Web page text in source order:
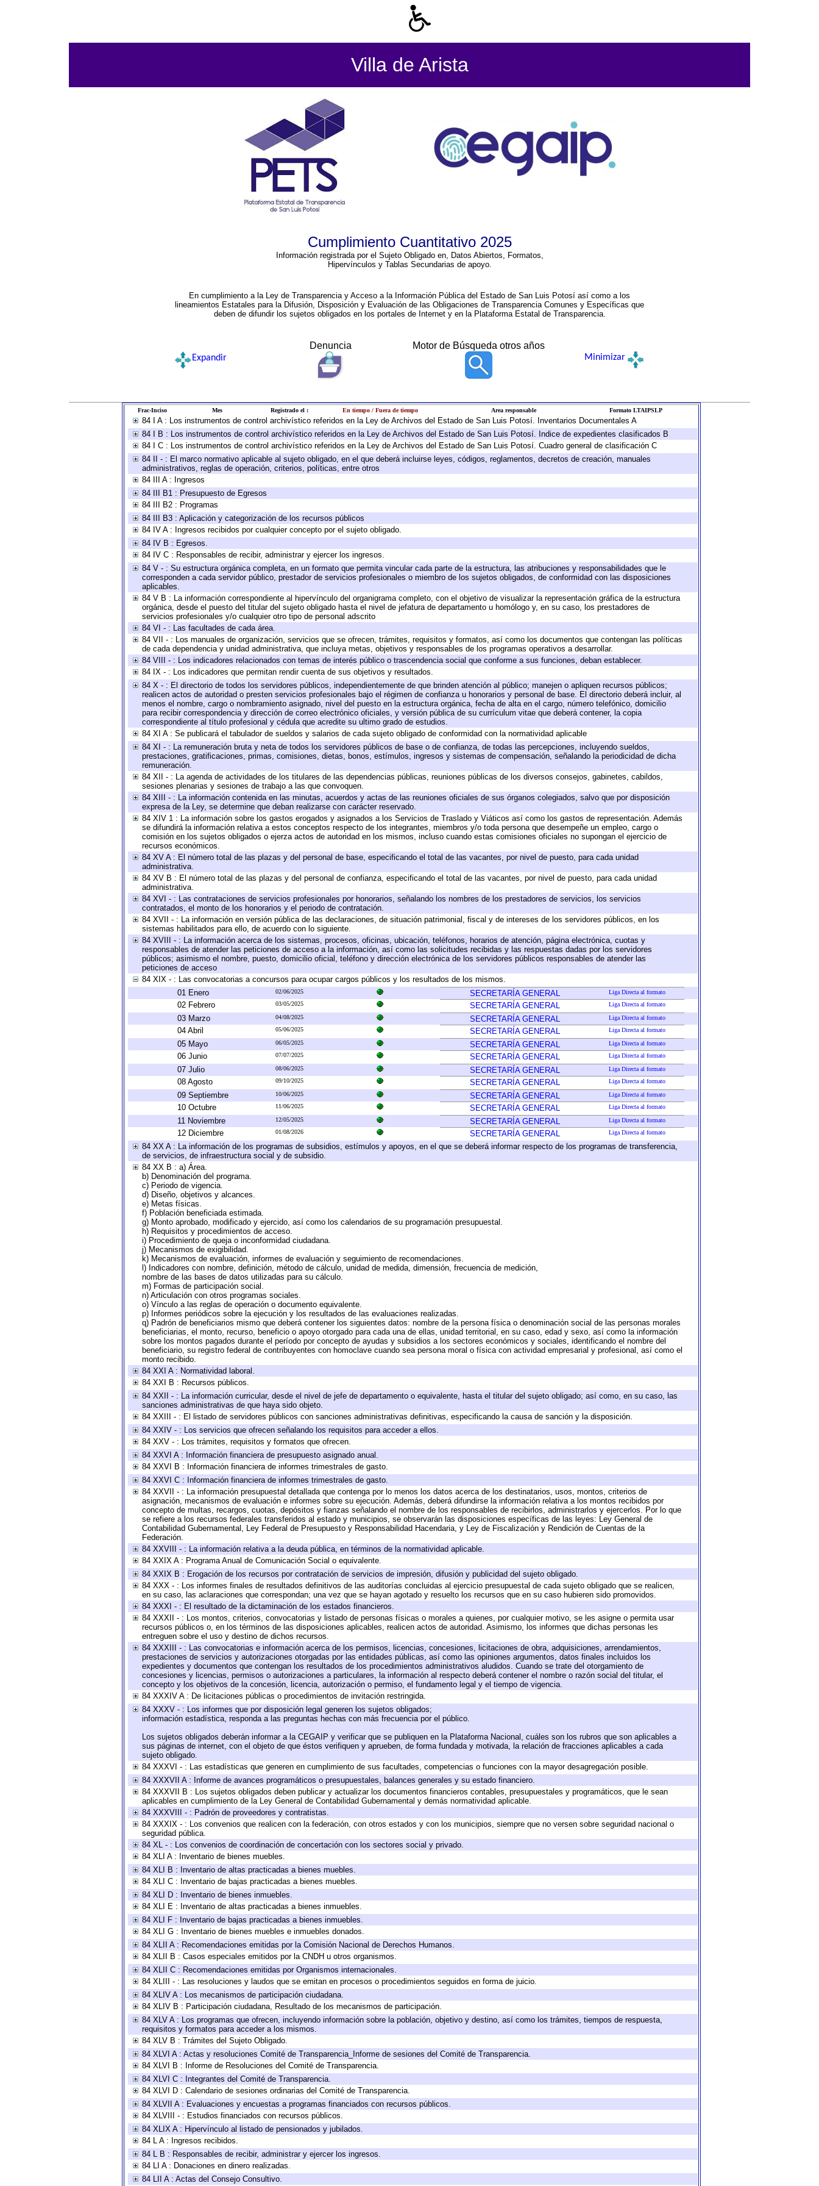
Villa de Arista
Cumplimiento Cuantitativo 2025
Información registrada por el Sujeto Obligado en, Datos Abiertos, Formatos,
Hipervínculos y Tablas Secundarias de apoyo.
En cumplimiento a la Ley de Transparencia y Acceso a la Información Pública del Estado de San Luis Potosí así como a los
lineamientos Estatales para la Difusión, Disposición y Evaluación de las Obligaciones de Transparencia Comunes y Específicas que
deben de difundir los sujetos obligados en los portales de Internet y en la Plataforma Estatal de Transparencia.
Denuncia Motor de Búsqueda otros años
Expandir Minimizar
Frac-Inciso Mes Registrado el : En tiempo / Fuera de tiempo Area responsable Formato LTAIPSLP
84 I A : Los instrumentos de control archivístico referidos en la Ley de Archivos del Estado de San Luis Potosí. Inventarios Documentales A
84 I B : Los instrumentos de control archivístico referidos en la Ley de Archivos del Estado de San Luis Potosí. Indice de expedientes clasificados B
84 I C : Los instrumentos de control archivístico referidos en la Ley de Archivos del Estado de San Luis Potosí. Cuadro general de clasificación C
84 II - : El marco normativo aplicable al sujeto obligado, en el que deberá incluirse leyes, códigos, reglamentos, decretos de creación, manuales
administrativos, reglas de operación, criterios, políticas, entre otros
84 III A : Ingresos
84 III B1 : Presupuesto de Egresos
84 III B2 : Programas
84 III B3 : Aplicación y categorización de los recursos públicos
84 IV A : Ingresos recibidos por cualquier concepto por el sujeto obligado.
84 IV B : Egresos.
84 IV C : Responsables de recibir, administrar y ejercer los ingresos.
84 V - : Su estructura orgánica completa, en un formato que permita vincular cada parte de la estructura, las atribuciones y responsabilidades que le
corresponden a cada servidor público, prestador de servicios profesionales o miembro de los sujetos obligados, de conformidad con las disposiciones
aplicables.
84 V B : La información correspondiente al hipervínculo del organigrama completo, con el objetivo de visualizar la representación gráfica de la estructura
orgánica, desde el puesto del titular del sujeto obligado hasta el nivel de jefatura de departamento u homólogo y, en su caso, los prestadores de
servicios profesionales y/o cualquier otro tipo de personal adscrito
84 VI - : Las facultades de cada área.
84 VII - : Los manuales de organización, servicios que se ofrecen, trámites, requisitos y formatos, así como los documentos que contengan las políticas
de cada dependencia y unidad administrativa, que incluya metas, objetivos y responsables de los programas operativos a desarrollar.
84 VIII - : Los indicadores relacionados con temas de interés público o trascendencia social que conforme a sus funciones, deban establecer.
84 IX - : Los indicadores que permitan rendir cuenta de sus objetivos y resultados.
84 X - : El directorio de todos los servidores públicos, independientemente de que brinden atención al público; manejen o apliquen recursos públicos;
realicen actos de autoridad o presten servicios profesionales bajo el régimen de confianza u honorarios y personal de base. El directorio deberá incluir, al
menos el nombre, cargo o nombramiento asignado, nivel del puesto en la estructura orgánica, fecha de alta en el cargo, número telefónico, domicilio
para recibir correspondencia y dirección de correo electrónico oficiales, y versión pública de su currículum vitae que deberá contener, la copia
correspondiente al título profesional y cédula que acredite su ultimo grado de estudios.
84 XI A : Se publicará el tabulador de sueldos y salarios de cada sujeto obligado de conformidad con la normatividad aplicable
84 XI - : La remuneración bruta y neta de todos los servidores públicos de base o de confianza, de todas las percepciones, incluyendo sueldos,
prestaciones, gratificaciones, primas, comisiones, dietas, bonos, estímulos, ingresos y sistemas de compensación, señalando la periodicidad de dicha
remuneración.
84 XII - : La agenda de actividades de los titulares de las dependencias públicas, reuniones públicas de los diversos consejos, gabinetes, cabildos,
sesiones plenarias y sesiones de trabajo a las que convoquen.
84 XIII - : La información contenida en las minutas, acuerdos y actas de las reuniones oficiales de sus órganos colegiados, salvo que por disposición
expresa de la Ley, se determine que deban realizarse con carácter reservado.
84 XIV 1 : La información sobre los gastos erogados y asignados a los Servicios de Traslado y Viáticos así como los gastos de representación. Además
se difundirá la información relativa a estos conceptos respecto de los integrantes, miembros y/o toda persona que desempeñe un empleo, cargo o
comisión en los sujetos obligados o ejerza actos de autoridad en los mismos, incluso cuando estas comisiones oficiales no supongan el ejercicio de
recursos económicos.
84 XV A : El número total de las plazas y del personal de base, especificando el total de las vacantes, por nivel de puesto, para cada unidad
administrativa.
84 XV B : El número total de las plazas y del personal de confianza, especificando el total de las vacantes, por nivel de puesto, para cada unidad
administrativa.
84 XVI - : Las contrataciones de servicios profesionales por honorarios, señalando los nombres de los prestadores de servicios, los servicios
contratados, el monto de los honorarios y el periodo de contratación.
84 XVII - : La información en versión pública de las declaraciones, de situación patrimonial, fiscal y de intereses de los servidores públicos, en los
sistemas habilitados para ello, de acuerdo con lo siguiente.
84 XVIII - : La información acerca de los sistemas, procesos, oficinas, ubicación, teléfonos, horarios de atención, página electrónica, cuotas y
responsables de atender las peticiones de acceso a la información, así como las solicitudes recibidas y las respuestas dadas por los servidores
públicos; asimismo el nombre, puesto, domicilio oficial, teléfono y dirección electrónica de los servidores públicos responsables de atender las
peticiones de acceso
84 XIX - : Las convocatorias a concursos para ocupar cargos públicos y los resultados de los mismos.
01 Enero
02/06/2025 SECRETARÍA GENERAL Liga Directa al formato
02 Febrero 03/05/2025 SECRETARÍA GENERAL Liga Directa al formato
03 Marzo 04/08/2025 SECRETARÍA GENERAL Liga Directa al formato
04 Abril 05/06/2025 SECRETARÍA GENERAL Liga Directa al formato
05 Mayo 06/05/2025 SECRETARÍA GENERAL Liga Directa al formato
06 Junio 07/07/2025 SECRETARÍA GENERAL Liga Directa al formato
07 Julio 08/06/2025 SECRETARÍA GENERAL Liga Directa al formato
08 Agosto 09/10/2025 SECRETARÍA GENERAL Liga Directa al formato
09 Septiembre 10/06/2025 SECRETARÍA GENERAL Liga Directa al formato
10 Octubre 11/06/2025 SECRETARÍA GENERAL Liga Directa al formato
11 Noviembre 12/05/2025 SECRETARÍA GENERAL Liga Directa al formato
12 Diciembre 01/08/2026 SECRETARÍA GENERAL Liga Directa al formato
84 XX A : La información de los programas de subsidios, estímulos y apoyos, en el que se deberá informar respecto de los programas de transferencia,
de servicios, de infraestructura social y de subsidio.
84 XX B : a) Área.
b) Denominación del programa.
c) Periodo de vigencia.
d) Diseño, objetivos y alcances.
e) Metas físicas.
f) Población beneficiada estimada.
g) Monto aprobado, modificado y ejercido, así como los calendarios de su programación presupuestal.
h) Requisitos y procedimientos de acceso.
i) Procedimiento de queja o inconformidad ciudadana.
j) Mecanismos de exigibilidad.
k) Mecanismos de evaluación, informes de evaluación y seguimiento de recomendaciones.
l) Indicadores con nombre, definición, método de cálculo, unidad de medida, dimensión, frecuencia de medición,
nombre de las bases de datos utilizadas para su cálculo.
m) Formas de participación social.
n) Articulación con otros programas sociales.
o) Vínculo a las reglas de operación o documento equivalente.
p) Informes periódicos sobre la ejecución y los resultados de las evaluaciones realizadas.
q) Padrón de beneficiarios mismo que deberá contener los siguientes datos: nombre de la persona física o denominación social de las personas morales
beneficiarias, el monto, recurso, beneficio o apoyo otorgado para cada una de ellas, unidad territorial, en su caso, edad y sexo, así como la información
sobre los montos pagados durante el período por concepto de ayudas y subsidios a los sectores económicos y sociales, identificando el nombre del
beneficiario, su registro federal de contribuyentes con homoclave cuando sea persona moral o física con actividad empresarial y profesional, así como el
monto recibido.
84 XXI A : Normatividad laboral.
84 XXI B : Recursos públicos.
84 XXII - : La información curricular, desde el nivel de jefe de departamento o equivalente, hasta el titular del sujeto obligado; así como, en su caso, las
sanciones administrativas de que haya sido objeto.
84 XXIII - : El listado de servidores públicos con sanciones administrativas definitivas, especificando la causa de sanción y la disposición.
84 XXIV - : Los servicios que ofrecen señalando los requisitos para acceder a ellos.
84 XXV - : Los trámites, requisitos y formatos que ofrecen.
84 XXVI A : Información financiera de presupuesto asignado anual.
84 XXVI B : Información financiera de informes trimestrales de gasto.
84 XXVI C : Información financiera de informes trimestrales de gasto.
84 XXVII - : La información presupuestal detallada que contenga por lo menos los datos acerca de los destinatarios, usos, montos, criterios de
asignación, mecanismos de evaluación e informes sobre su ejecución. Además, deberá difundirse la información relativa a los montos recibidos por
concepto de multas, recargos, cuotas, depósitos y fianzas señalando el nombre de los responsables de recibirlos, administrarlos y ejercerlos. Por lo que
se refiere a los recursos federales transferidos al estado y municipios, se observarán las disposiciones específicas de las leyes: Ley General de
Contabilidad Gubernamental, Ley Federal de Presupuesto y Responsabilidad Hacendaria, y Ley de Fiscalización y Rendición de Cuentas de la
Federación.
84 XXVIII - : La información relativa a la deuda pública, en términos de la normatividad aplicable.
84 XXIX A : Programa Anual de Comunicación Social o equivalente.
84 XXIX B : Erogación de los recursos por contratación de servicios de impresión, difusión y publicidad del sujeto obligado.
84 XXX - : Los informes finales de resultados definitivos de las auditorías concluidas al ejercicio presupuestal de cada sujeto obligado que se realicen,
en su caso, las aclaraciones que correspondan; una vez que se hayan agotado y resuelto los recursos que en su caso hubieren sido promovidos.
84 XXXI - : El resultado de la dictaminación de los estados financieros.
84 XXXII - : Los montos, criterios, convocatorias y listado de personas físicas o morales a quienes, por cualquier motivo, se les asigne o permita usar
recursos públicos o, en los términos de las disposiciones aplicables, realicen actos de autoridad. Asimismo, los informes que dichas personas les
entreguen sobre el uso y destino de dichos recursos.
84 XXXIII - : Las convocatorias e información acerca de los permisos, licencias, concesiones, licitaciones de obra, adquisiciones, arrendamientos,
prestaciones de servicios y autorizaciones otorgadas por las entidades públicas, así como las opiniones argumentos, datos finales incluidos los
expedientes y documentos que contengan los resultados de los procedimientos administrativos aludidos. Cuando se trate del otorgamiento de
concesiones y licencias, permisos o autorizaciones a particulares, la información al respecto deberá contener el nombre o razón social del titular, el
concepto y los objetivos de la concesión, licencia, autorización o permiso, el fundamento legal y el tiempo de vigencia.
84 XXXIV A : De licitaciones públicas o procedimientos de invitación restringida.
84 XXXV - : Los informes que por disposición legal generen los sujetos obligados;
información estadística, responda a las preguntas hechas con más frecuencia por el público.
Los sujetos obligados deberán informar a la CEGAIP y verificar que se publiquen en la Plataforma Nacional, cuáles son los rubros que son aplicables a
sus páginas de internet, con el objeto de que éstos verifiquen y aprueben, de forma fundada y motivada, la relación de fracciones aplicables a cada
sujeto obligado.
84 XXXVI - : Las estadísticas que generen en cumplimiento de sus facultades, competencias o funciones con la mayor desagregación posible.
84 XXXVII A : Informe de avances programáticos o presupuestales, balances generales y su estado financiero.
84 XXXVII B : Los sujetos obligados deben publicar y actualizar los documentos financieros contables, presupuestales y programáticos, que le sean
aplicables en cumplimiento de la Ley General de Contabilidad Gubernamental y demás normatividad aplicable.
84 XXXVIII - : Padrón de proveedores y contratistas.
84 XXXIX - : Los convenios que realicen con la federación, con otros estados y con los municipios, siempre que no versen sobre seguridad nacional o
seguridad pública.
84 XL - : Los convenios de coordinación de concertación con los sectores social y privado.
84 XLI A : Inventario de bienes muebles.
84 XLI B : Inventario de altas practicadas a bienes muebles.
84 XLI C : Inventario de bajas practicadas a bienes muebles.
84 XLI D : Inventario de bienes inmuebles.
84 XLI E : Inventario de altas practicadas a bienes inmuebles.
84 XLI F : Inventario de bajas practicadas a bienes inmuebles.
84 XLI G : Inventario de bienes muebles e inmuebles donados.
84 XLII A : Recomendaciones emitidas por la Comisión Nacional de Derechos Humanos.
84 XLII B : Casos especiales emitidos por la CNDH u otros organismos.
84 XLII C : Recomendaciones emitidas por Organismos internacionales.
84 XLIII - : Las resoluciones y laudos que se emitan en procesos o procedimientos seguidos en forma de juicio.
84 XLIV A : Los mecanismos de participación ciudadana.
84 XLIV B : Participación ciudadana, Resultado de los mecanismos de participación.
84 XLV A : Los programas que ofrecen, incluyendo información sobre la población, objetivo y destino, así como los trámites, tiempos de respuesta,
requisitos y formatos para acceder a los mismos.
84 XLV B : Trámites del Sujeto Obligado.
84 XLVI A : Actas y resoluciones Comité de Transparencia_Informe de sesiones del Comité de Transparencia.
84 XLVI B : Informe de Resoluciones del Comité de Transparencia.
84 XLVI C : Integrantes del Comité de Transparencia.
84 XLVI D : Calendario de sesiones ordinarias del Comité de Transparencia.
84 XLVII A : Evaluaciones y encuestas a programas financiados con recursos públicos.
84 XLVIII - : Estudios financiados con recursos públicos.
84 XLIX A : Hipervínculo al listado de pensionados y jubilados.
84 L A : Ingresos recibidos.
84 L B : Responsables de recibir, administrar y ejercer los ingresos.
84 LI A : Donaciones en dinero realizadas.
84 LII A : Actas del Consejo Consultivo.